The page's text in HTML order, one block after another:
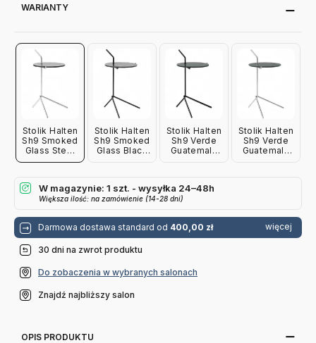
WARIANTY
Stolik Halten
Sh9 Smoked
Glass Steel
Andtradition
Stolik Halten
Sh9 Smoked
Glass Black
Stolik Halten
Sh9 Verde
Guatemala
Stolik Halten
Sh9 Verde
Guatemala
W magazynie: 1 szt. - wysyłka 24–48h
Większa ilość: na zamówienie (14-28 dni)
Darmowa dostawa standard od 400,00 zł więcej
30 dni na zwrot produktu
Do zobaczenia w wybranych salonach
Znajdź najbliższy salon
OPIS PRODUKTU